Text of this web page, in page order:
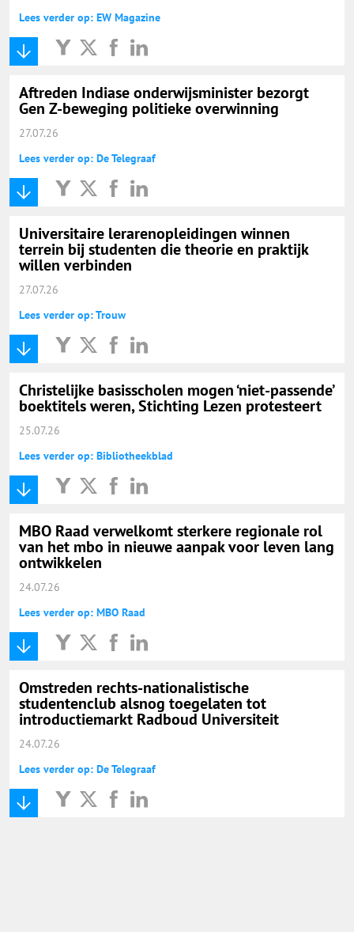
Lees verder op: EW Magazine
Aftreden Indiase onderwijsminister bezorgt
Gen Z-beweging politieke overwinning
27.07.26
Lees verder op: De Telegraaf
Universitaire lerarenopleidingen winnen
terrein bij studenten die theorie en praktijk
willen verbinden
27.07.26
Lees verder op: Trouw
Christelijke basisscholen mogen ‘niet-passende’
boektitels weren, Stichting Lezen protesteert
25.07.26
Lees verder op: Bibliotheekblad
MBO Raad verwelkomt sterkere regionale rol
van het mbo in nieuwe aanpak voor leven lang
ontwikkelen
24.07.26
Lees verder op: MBO Raad
Omstreden rechts-nationalistische
studentenclub alsnog toegelaten tot
introductiemarkt Radboud Universiteit
24.07.26
Lees verder op: De Telegraaf